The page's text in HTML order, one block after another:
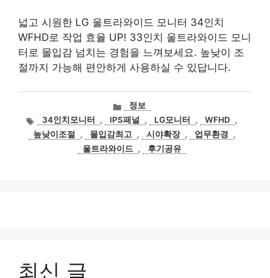
넓고 시원한 LG 울트라와이드 모니터 34인치
WFHD로 작업 효율 UP! 33인치 울트라와이드 모니
터로 몰입감 넘치는 경험을 느껴보세요. 높낮이 조
절까지 가능해 편안하게 사용하실 수 있답니다.
카
테
고
리
정보
태
그
34인치모니터 , IPS패널 , LG모니터 , WFHD
,
높낮이조절
, 몰입감최고 , 시야확장 , 업무환경
,
울트라와이드 , 후기공유
최신 글